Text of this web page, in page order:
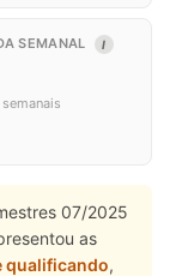
SEMANAL I
07/2025
as
qualificando,